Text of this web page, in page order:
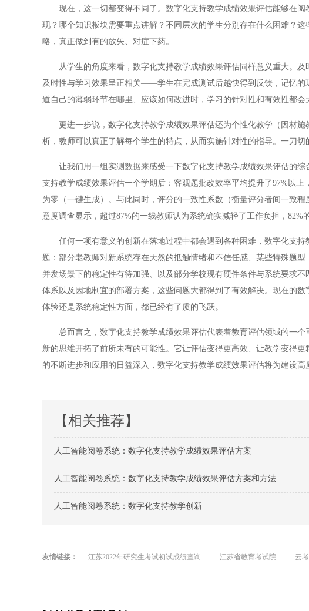
现在，这一切都变得不同了。数字化支持教学成绩效果评估能够在阅
现？哪个知识板块需要重点讲解？不同层次的学生分别存在什么困难？
略，真正做到有的放矢、对症下药。
从学生的角度来看，数字化支持教学成绩效果评估同样意义重大。及
及时性与学习效果呈正相关——学生在完成测试后越快得到反馈，记忆
道自己的薄弱环节在哪里、应该如何改进时，学习的针对性和有效性都会
更进一步说，数字化支持教学成绩效果评估还为个性化教学（因材施
析，教师可以真正了解每个学生的特点，从而实施针对性的指导。一刀
让我们用一组实测数据来感受一下数字化支持教学成绩效果评估的综
支持教学成绩效果评估一个学期后：客观题批改效率平均提升了97%以
为零（一键生成）。与此同时，评分的一致性系数（衡量评分者间一致
意度调查显示，超过87%的一线教师认为系统确实减轻了工作负担，82%
任何一项有意义的创新在落地过程中都会遇到各种困难，数字化支持
题：部分老教师对新系统存在天然的抵触情绪和不信任感、某些特殊题
并发场景下的稳定性有待加强、以及部分学校现有硬件条件与系统要求
体系以及因地制宜的部署方案，这些问题大都得到了有效解决。现在的
体验还是系统稳定性方面，都已经有了质的飞跃。
总而言之，数字化支持教学成绩效果评估代表着教育评估领域的一个
新的思维开拓了前所未有的可能性。它让评估变得更高效、让教学变得
的不断进步和应用的日益深入，数字化支持教学成绩效果评估将为建设
【相关推荐】
人工智能阅卷系统：数字化支持教学成绩效果评估方案
人工智能阅卷系统：数字化支持教学成绩效果评估方案和方法
人工智能阅卷系统：数字化支持教学创新
友情链接： 江苏2022年研究生考试初试成绩查询 江苏省教育考试院 云